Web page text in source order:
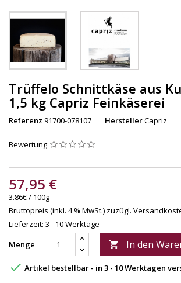
Trüffelo Schnittkäse aus
1,5 kg Capriz Feinkäserei
Referenz 91700-078107 HerstellerCapriz
Bewertung
57,95 €
3.86€ / 100g
Bruttopreis (inkl. 4 % MwSt.) zuzügl.
Lieferzeit: 3 - 10 Werktage
Menge
 In den
 Artikel bestellbar - in 3 - 10 Werktagen